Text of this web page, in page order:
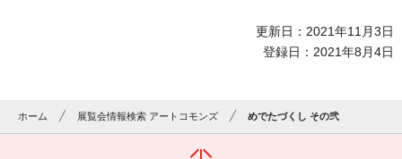
更新日：2021年11月3日
登録日：2021年8月4日
ホーム 展覧会情報検索 アートコモンズ めでたづくし その弐